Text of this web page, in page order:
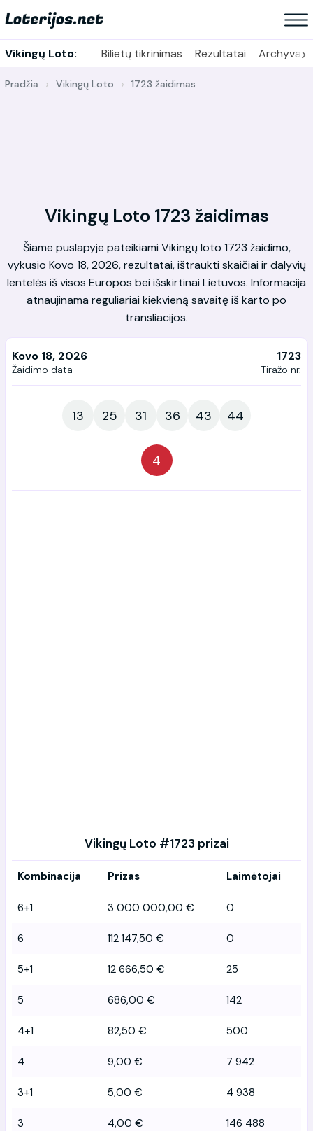
Vikingų Loto: Bilietų tikrinimas Rezultatai Archyvas
›
Pradžia Vikingų Loto 1723 žaidimas
Vikingų Loto 1723 žaidimas
Šiame puslapyje pateikiami Vikingų loto 1723 žaidimo,
vykusio Kovo 18, 2026, rezultatai, ištraukti skaičiai ir dalyvių
lentelės iš visos Europos bei išskirtinai Lietuvos. Informacija
atnaujinama reguliariai kiekvieną savaitę iš karto po
transliacijos.
Kovo 18, 2026
Žaidimo data
1723
Tiražo nr.
13 25 31 36 43 44
4
Vikingų Loto #1723 prizai
Kombinacija Prizas Laimėtojai
6+1 3 000 000,00 € 0
6 112 147,50 € 0
5+1 12 666,50 € 25
5 686,00 € 142
4+1 82,50 € 500
4 9,00 € 7 942
3+1 5,00 € 4 938
3 4,00 € 146 488